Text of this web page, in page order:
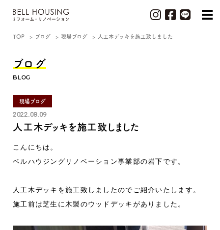
TOP ブログ 現場ブログ 人工木デッキを施工致しました
ブログ
BLOG
現場ブログ
2022.08.09
人工木デッキを施工致しました
こんにちは。
ベルハウジングリノベーション事業部の岩下です。
人工木デッキを施工致しましたのでご紹介いたします。
施工前は芝生に木製のウッドデッキがありました。